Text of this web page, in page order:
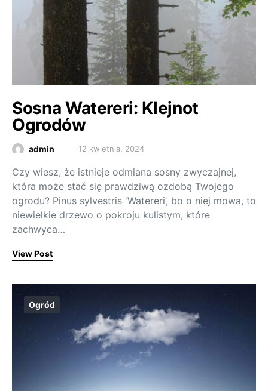
Sosna Watereri: Klejnot
Ogrodów
admin 12 kwietnia, 2024
Czy wiesz, że istnieje odmiana sosny zwyczajnej,
która może stać się prawdziwą ozdobą Twojego
ogrodu? Pinus sylvestris 'Watereri’, bo o niej mowa, to
niewielkie drzewo o pokroju kulistym, które
zachwyca…
View Post
Ogród